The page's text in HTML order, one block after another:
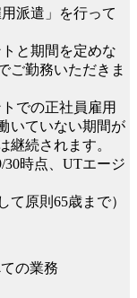
派遣」を行って
と期間を定めな
ご勤務いただきま
での正社員雇用
いていない期間が
継続されます。
30時点、UTエージ
原則65歳まで）
の業務